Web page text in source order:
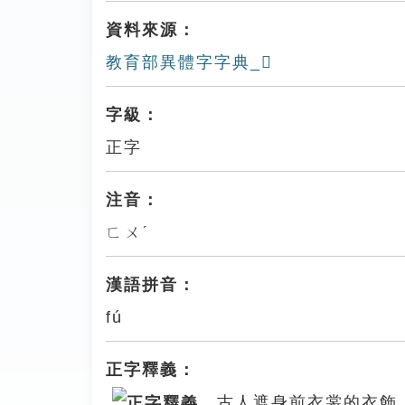
資料來源：
教育部異體字字典_𩎡
字級：
正字
注音：
ㄈㄨˊ
漢語拼音：
fú
正字釋義：